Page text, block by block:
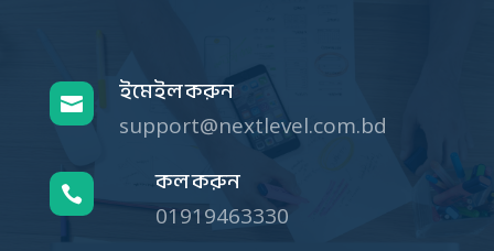
 ইমেইল করুন
support@nextlevel.com.bd
 কল করুন
01919463330